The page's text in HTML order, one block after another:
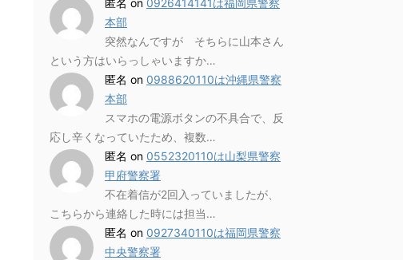
匿名 on 0926414141は福岡県警察
本部
突然なんですが そちらに山本さん
という方はいらっしゃいますか…
匿名 on 0988620110は沖縄県警察
本部
スマホの電源ボタンの不具合で、反
応し辛くなっていたため、複数…
匿名 on 0552320110は山梨県警察
甲府警察署
不在着信が2回入っていましたが、
こちらから連絡した時には担当…
匿名 on 0927340110は福岡県警察
中央警察署